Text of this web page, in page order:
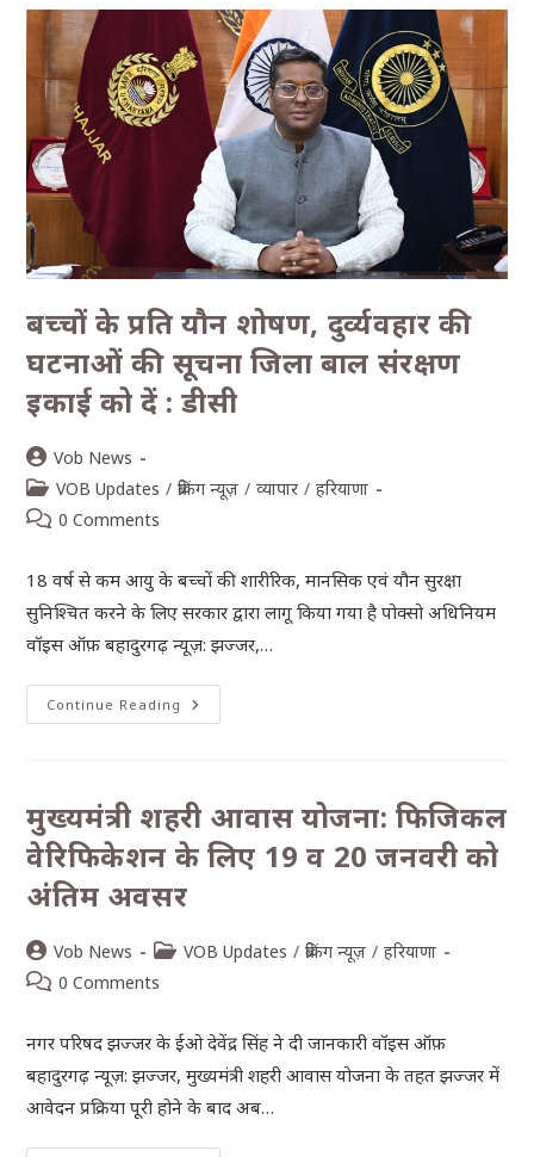
बच्चों के प्रति यौन शोषण, दुर्व्यवहार की
घटनाओं की सूचना जिला बाल संरक्षण
इकाई को दें : डीसी
Vob News
VOB Updates / ब्रेकिंग न्यूज़ / व्यापार / हरियाणा
0 Comments
18 वर्ष से कम आयु के बच्चों की शारीरिक, मानसिक एवं यौन सुरक्षा
सुनिश्चित करने के लिए सरकार द्वारा लागू किया गया है पोक्सो अधिनियम
वॉइस ऑफ़ बहादुरगढ़ न्यूज़: झज्जर,…
Continue Reading
मुख्यमंत्री शहरी आवास योजना: फिजिकल
वेरिफिकेशन के लिए 19 व 20 जनवरी को
अंतिम अवसर
Vob News VOB Updates / ब्रेकिंग न्यूज़ / हरियाणा
0 Comments
नगर परिषद झज्जर के ईओ देवेंद्र सिंह ने दी जानकारी वॉइस ऑफ़
बहादुरगढ़ न्यूज़: झज्जर, मुख्यमंत्री शहरी आवास योजना के तहत झज्जर में
आवेदन प्रक्रिया पूरी होने के बाद अब…